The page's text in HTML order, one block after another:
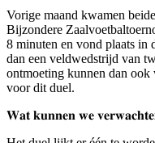
Vorige maand kwamen
Bijzondere
8 minuten en vond plaats in
dan een veldwedstrijd van
ontmoeting kunnen dan
voor dit duel.
𝐖𝐚𝐭 𝐤𝐮𝐧𝐧𝐞𝐧 𝐰𝐞